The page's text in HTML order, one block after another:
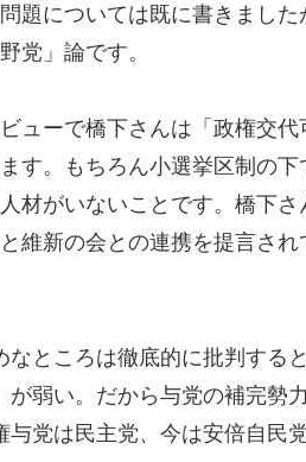
題については既に書きまし
党」論です。
ューで橋下さんは「政権交
す。もちろん小選挙区制の
材がいないことです。橋下さ
維新の会との連携を提言さ
ところは徹底的に批判する
弱い。だから与党の補完勢
党は民主党、今は安倍自民